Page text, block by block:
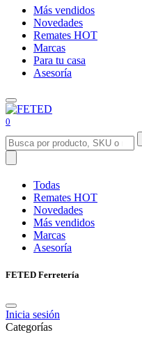
Más vendidos
Novedades
Remates HOT
Marcas
Para tu casa
Asesoría
0
Todas
Remates HOT
Novedades
Más vendidos
Marcas
Asesoría
FETED Ferretería
Inicia sesión
Categorías